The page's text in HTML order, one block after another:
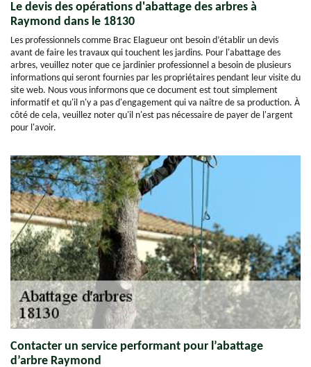
Le devis des opérations d'abattage des arbres à
Raymond dans le 18130
Les professionnels comme Brac Elagueur ont besoin d’établir un devis
avant de faire les travaux qui touchent les jardins. Pour l'abattage des
arbres, veuillez noter que ce jardinier professionnel a besoin de plusieurs
informations qui seront fournies par les propriétaires pendant leur visite du
site web. Nous vous informons que ce document est tout simplement
informatif et qu'il n'y a pas d'engagement qui va naître de sa production. À
côté de cela, veuillez noter qu'il n'est pas nécessaire de payer de l'argent
pour l'avoir.
Contacter un service performant pour l’abattage
d’arbre Raymond